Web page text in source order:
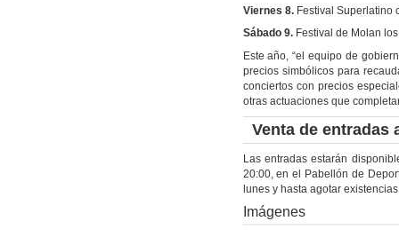
Viernes 8. Festival Superlatino
Sábado 9. Festival de Molan
Este año, “el equipo de
precios simbólicos para
conciertos con precios
otras actuaciones que
Venta de entradas
Las entradas estarán
20:00, en el Pabellón de
lunes y hasta agotar
Imágenes